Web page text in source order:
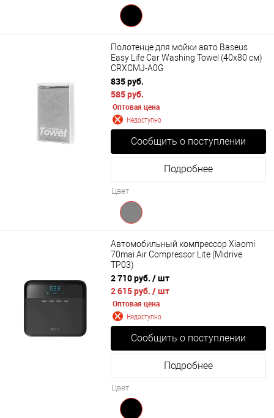
Полотенце для мойки авто Baseus
Easy Life Car Washing Towel (40x80 см)
CRXCMJ-A0G
835 руб.
585 руб.
Оптовая цена
Недоступно
Сообщить о поступлении
Подробнее
Цвет
Автомобильный компрессор Xiaomi
70mai Air Compressor Lite (Midrive
TP03)
2 710 руб. / шт
2 615 руб. / шт
Оптовая цена
Недоступно
Сообщить о поступлении
Подробнее
Цвет